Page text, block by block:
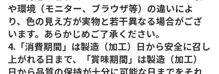
や環境（モニター、ブラウザ等）の違いによ
り、色の見え方が実物と若干異なる場合がござ
います。あらかじめご了承ください。
4.「消費期間」は製造（加工）日から安全に召し
上がれる日まで、「賞味期間」は製造（加工）